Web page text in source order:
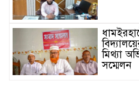
মিথ্যা
সম্মেলন